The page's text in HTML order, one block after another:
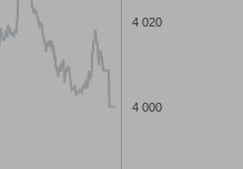
4 000
4 020